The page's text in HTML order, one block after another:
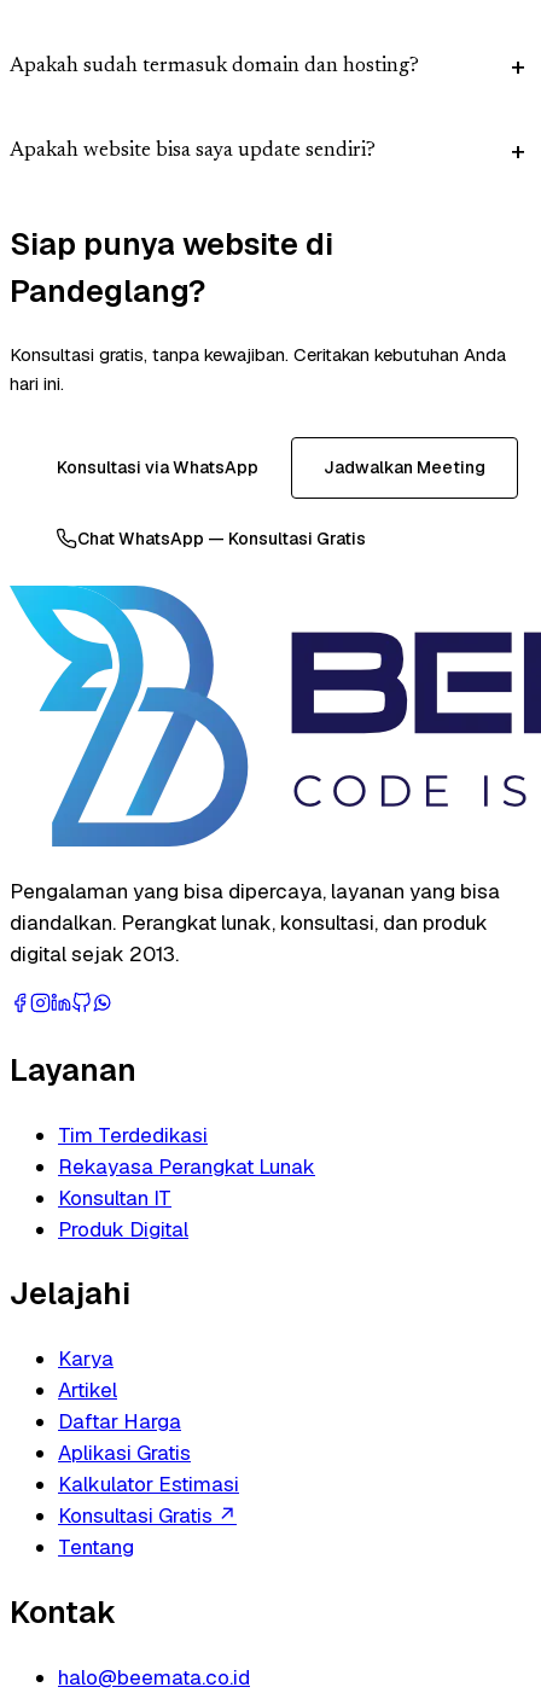
Apakah sudah termasuk domain dan hosting?
Apakah website bisa saya update sendiri?
Siap punya website di
Pandeglang?
Konsultasi gratis, tanpa kewajiban. Ceritakan kebutuhan Anda
hari ini.
Konsultasi via WhatsApp Jadwalkan Meeting
Chat WhatsApp — Konsultasi Gratis
Pengalaman yang bisa dipercaya, layanan yang bisa
diandalkan. Perangkat lunak, konsultasi, dan produk
digital sejak 2013.
Layanan
Tim Terdedikasi
Rekayasa Perangkat Lunak
Konsultan IT
Produk Digital
Jelajahi
Karya
Artikel
Daftar Harga
Aplikasi Gratis
Kalkulator Estimasi
Konsultasi Gratis ↗
Tentang
Kontak
halo@beemata.co.id